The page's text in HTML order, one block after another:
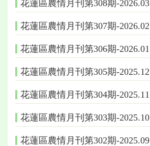
花蓮區農情月刊第308期-2026.03
花蓮區農情月刊第307期-2026.02
花蓮區農情月刊第306期-2026.01
花蓮區農情月刊第305期-2025.12
花蓮區農情月刊第304期-2025.11
花蓮區農情月刊第303期-2025.10
花蓮區農情月刊第302期-2025.09